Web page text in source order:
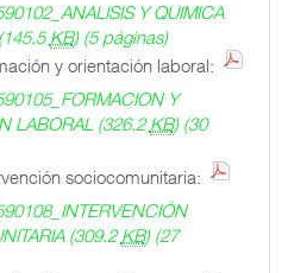
Y QUIMICA
(145.5KB)(5 páginas)
y orientación laboral:
Y
LABORAL (326.2KB)(30
sociocomunitaria:
(309.2KB)(27